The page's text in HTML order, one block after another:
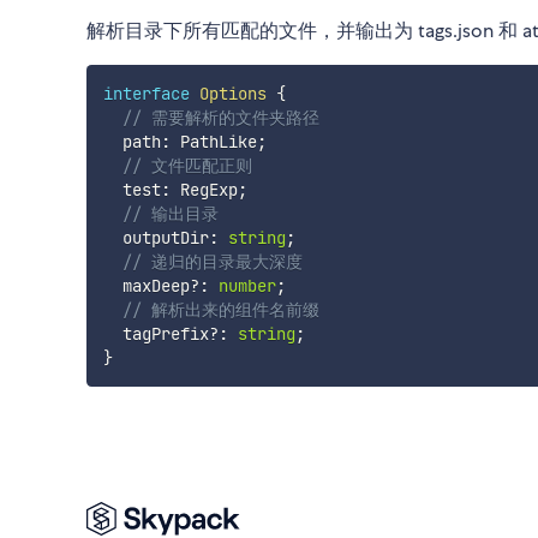
解析目录下所有匹配的文件，并输出为 tags.json 和
interface Options {
// 需要解析的文件夹路径
  path
: PathLike;
// 文件匹配正则
  test
: RegExp;
// 输出目录
  outputDir
: string ;
// 递归的目录最大深度
  maxDeep
? : number;
// 解析出来的组件名前缀
  tagPrefix
? : string ;
}